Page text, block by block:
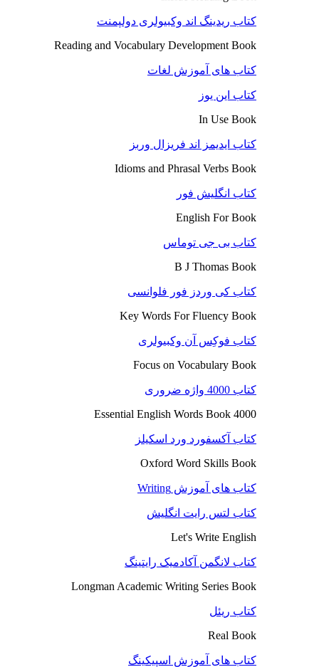
کتاب ریدینگ اند وکبیولری دولپمنت
Reading and Vocabulary Development Book
کتاب های آموزش لغات
کتاب این یوز
In Use Book
کتاب ایدیمز اند فریزال وربز
Idioms and Phrasal Verbs Book
کتاب انگلیش فور
English For Book
کتاب بی جی توماس
B J Thomas Book
کتاب کی وردز فور فلوانسی
Key Words For Fluency Book
کتاب فوکِس آن وکبیولری
Focus on Vocabulary Book
کتاب 4000 واژه ضروری
4000 Essential English Words Book
کتاب آکسفورد ورد اسکیلز
Oxford Word Skills Book
کتاب های آموزش Writing
کتاب لتس رایت انگلیش
Let's Write English
کتاب لانگمن آکادمیک رایتینگ
Longman Academic Writing Series Book
کتاب ریئل
Real Book
کتاب های آموزش اسپیکینگ